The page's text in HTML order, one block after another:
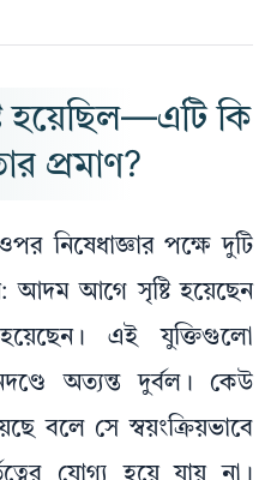
কি
প্রমাণ?
নিষেধাজ্ঞার পক্ষে দুটি
আদম আগে সৃষ্টি হয়েছেন
এই যুক্তিগুলো
অত্যন্ত দুর্বল। কেউ
বলে সে স্বয়ংক্রিয়ভাবে